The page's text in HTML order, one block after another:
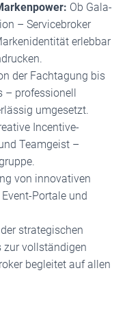
Ob Gala-
– Servicebroker
erlebbar
der Fachtagung bis
– professionell
umgesetzt.
Incentive-
Teamgeist –
von innovativen
Portale und
strategischen
zur vollständigen
begleitet auf allen